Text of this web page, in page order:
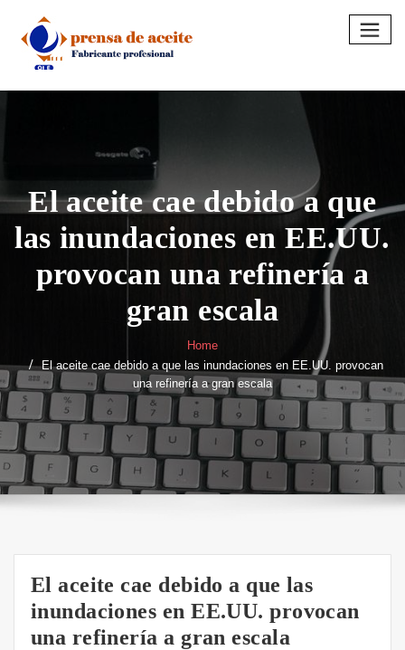
content
El aceite cae debido a que
las inundaciones en EE.UU.
provocan una refinería a
gran escala
Home
El aceite cae debido a que las inundaciones en EE.UU. provocan
una refinería a gran escala
El aceite cae debido a que las
inundaciones en EE.UU. provocan
una refinería a gran escala